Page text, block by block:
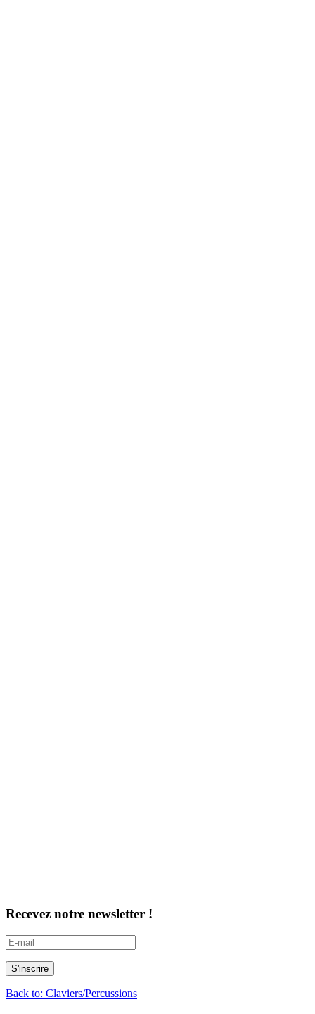
Recevez notre newsletter !
Back to: Claviers/Percussions